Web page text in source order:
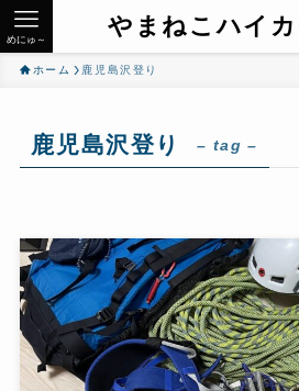
やまねこハイ
めにゅ～
ホーム 鹿児島沢登り
鹿児島沢登り – tag –